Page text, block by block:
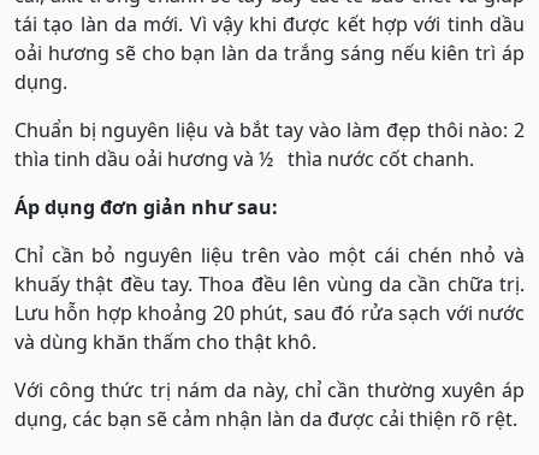
tái tạo làn da mới. Vì vậy khi được kết hợp với tinh dầu
oải hương sẽ cho bạn làn da trắng sáng nếu kiên trì áp
dụng.
Chuẩn bị nguyên liệu và bắt tay vào làm đẹp thôi nào: 2
thìa tinh dầu oải hương và ½ thìa nước cốt chanh.
Áp dụng đơn giản như sau:
Chỉ cần bỏ nguyên liệu trên vào một cái chén nhỏ và
khuấy thật đều tay. Thoa đều lên vùng da cần chữa trị.
Lưu hỗn hợp khoảng 20 phút, sau đó rửa sạch với nước
và dùng khăn thấm cho thật khô.
Với công thức trị nám da này, chỉ cần thường xuyên áp
dụng, các bạn sẽ cảm nhận làn da được cải thiện rõ rệt.